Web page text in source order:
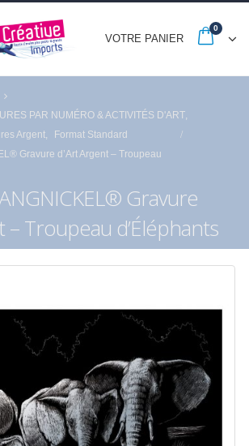
VOTRE PANIER
0
PAR NUMÉRO & ACTIVITÉS D'ART
Argent
Format Standard
Gravure d’Art Argent – Troupeau
Gravure
– Troupeau d’Éléphants